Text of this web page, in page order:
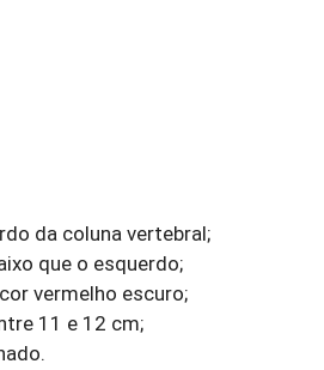
da coluna vertebral;
que o esquerdo;
vermelho escuro;
11 e 12 cm;